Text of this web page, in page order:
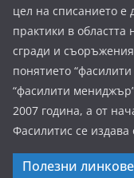
цел на списанието е
практики в
сгради и
понятието
“фасилити
2007 година, а от
Фасилитис се
Полезни линкове